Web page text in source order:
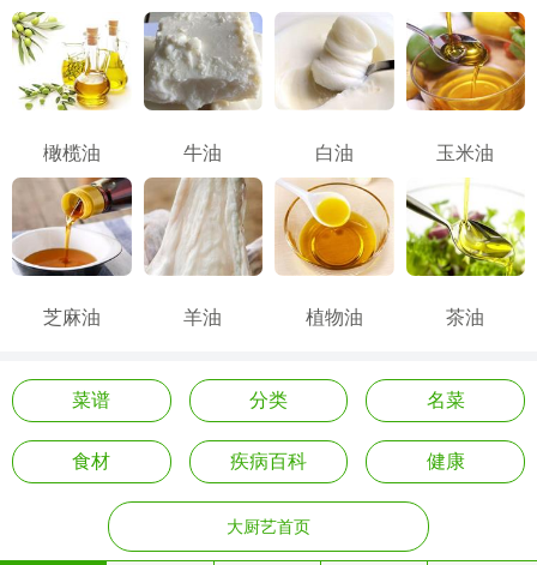
橄榄油 牛油 白油 玉米油
芝麻油 羊油 植物油 茶油
菜谱 分类 名菜
食材 疾病百科 健康
大厨艺首页